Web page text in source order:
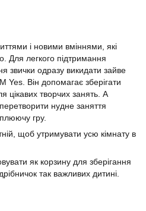
і новими вміннями, які
Для легкого підтримання
звички одразу викидати зайве
Yes. Він допомагає зберігати
цікавих творчих занять. А
нудне заняття
гру.
щоб утримувати усю кімнату в
як корзину для зберігання
так важливих дитині.